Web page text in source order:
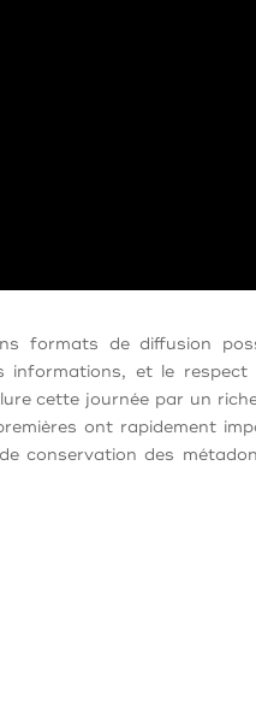
formats de diffusion
et le
cette journée par un
ont rapidement
conservation des